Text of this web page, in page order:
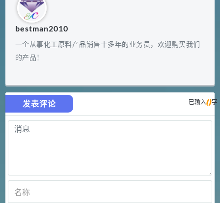
bestman2010
一个从事化工原料产品销售十多年的业务员，欢迎购买我们
的产品！
发表评论 已输入0字